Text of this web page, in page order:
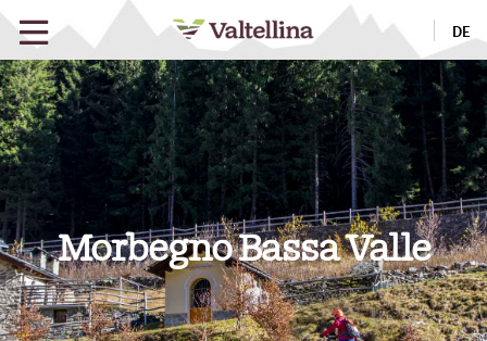
DE
Morbegno Bassa Valle